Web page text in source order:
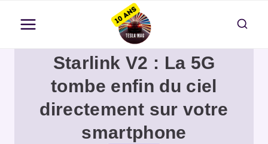
contenu
Starlink V2 : La 5G
tombe enfin du ciel
directement sur votre
smartphone